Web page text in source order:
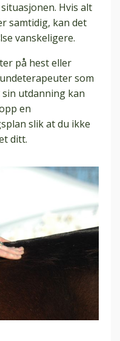
Hvis alt
samtidig, kan det
vanskeligere.
på hest eller
som
sin utdanning kan
en
slik at du ikke
ditt.